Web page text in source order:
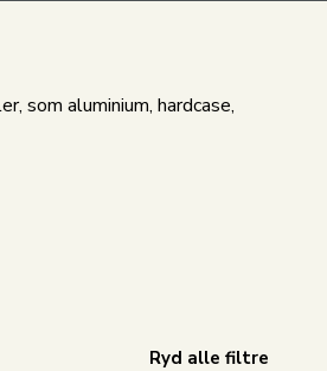
som aluminium, hardcase,
Ryd alle filtre